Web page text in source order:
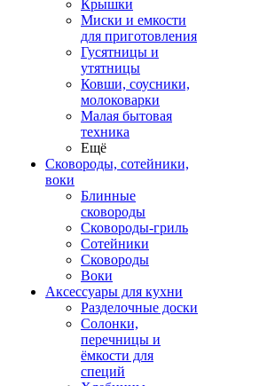
Крышки
Миски и емкости
для приготовления
Гусятницы и
утятницы
Ковши, соусники,
молоковарки
Малая бытовая
техника
Ещё
Сковороды, сотейники,
воки
Блинные
сковороды
Сковороды-гриль
Сотейники
Сковороды
Воки
Аксессуары для кухни
Разделочные доски
Солонки,
перечницы и
ёмкости для
специй